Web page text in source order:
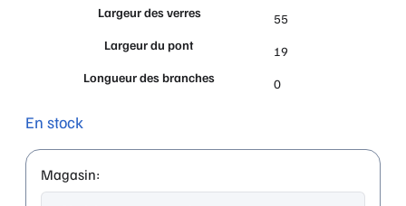
Largeur des verres
55
Largeur du pont
19
Longueur des branches
0
En stock
Magasin: